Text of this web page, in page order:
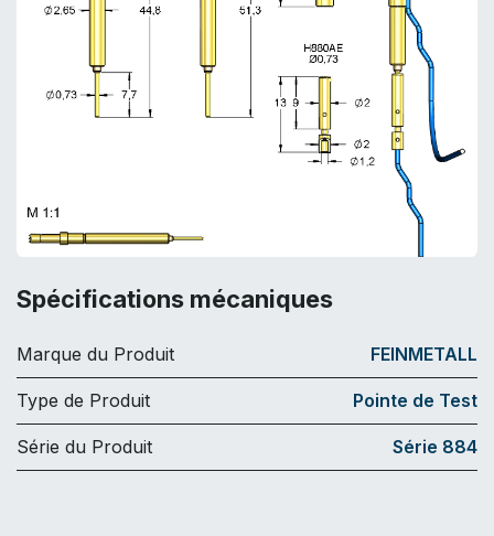
Spécifications mécaniques
Marque du Produit FEINMETALL
Type de Produit Pointe de Test
Série du Produit Série 884